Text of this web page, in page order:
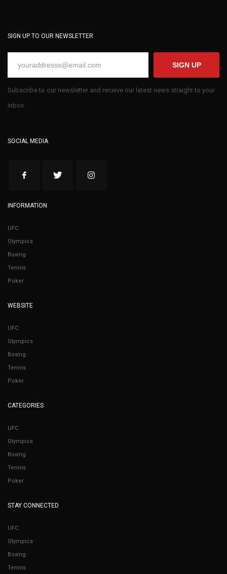
SIGN UP TO OUR NEWSLETTER
SIGN UP
Subscribe to our newsletter and receive our latest news straight to your
inbox.
SOCIAL MEDIA
INFORMATION
UFC
Olympics
Boxing
Tennis
Poker
WEBSITE
UFC
Olympics
Boxing
Tennis
Poker
CATEGORIES
UFC
Olympics
Boxing
Tennis
Poker
STAY CONNECTED
UFC
Olympics
Boxing
Tennis